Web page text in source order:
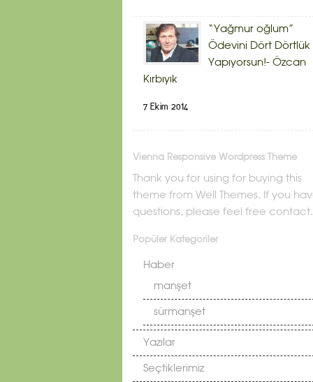
“Yağmur oğlum”
Ödevini Dört Dörtlük
Yapıyorsun!- Özcan
Kırbıyık
7 Ekim 2014
Vienna Responsive Wordpress Theme
Thank you for using for buying this
theme from Well Themes. If you
questions, please feel free contact.
Popüler Kategoriler
Haber
manşet
sürmanşet
Yazılar
Seçtiklerimiz